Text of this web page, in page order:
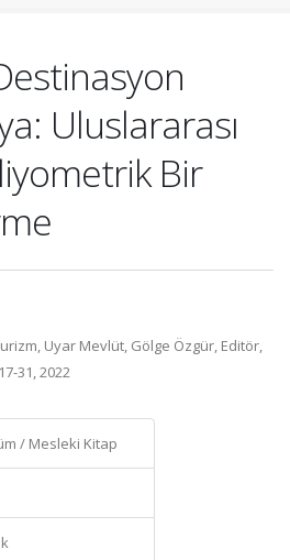
Uluslararası
Bir
Uyar Mevlüt, Gölge Özgür, Editör,
31, 2022
/ Mesleki Kitap